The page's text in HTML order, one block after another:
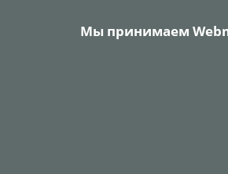
Мы принимаем